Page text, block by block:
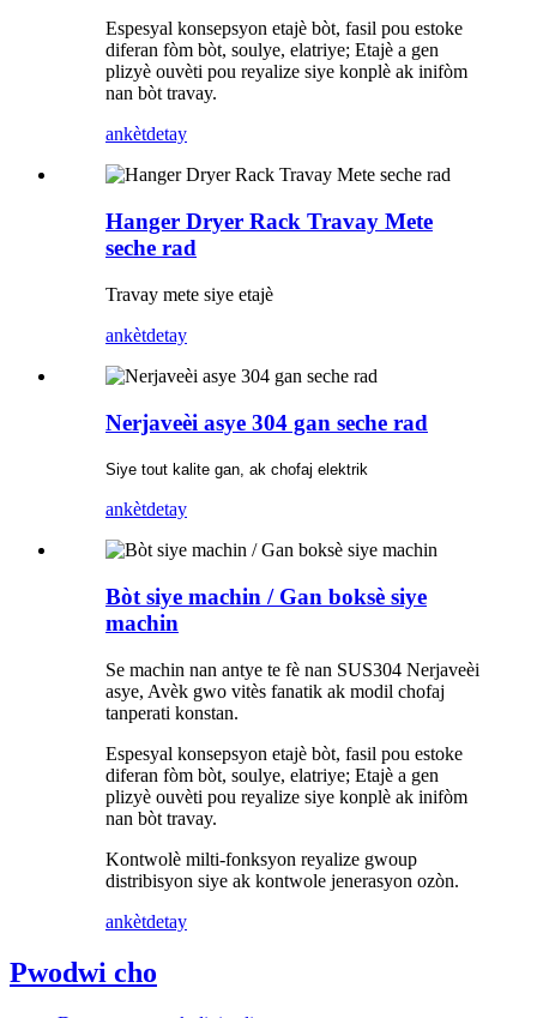
Espesyal konsepsyon etajè bòt, fasil pou estoke
diferan fòm bòt, soulye, elatriye; Etajè a gen
plizyè ouvèti pou reyalize siye konplè ak inifòm
nan bòt travay.
ankètdetay
Hanger Dryer Rack Travay Mete
seche rad
Travay mete siye etajè
ankètdetay
Nerjaveèi asye 304 gan seche rad
Siye tout kalite gan, ak chofaj elektrik
ankètdetay
Bòt siye machin / Gan boksè siye
machin
Se machin nan antye te fè nan SUS304 Nerjaveèi
asye, Avèk gwo vitès fanatik ak modil chofaj
tanperati konstan.
Espesyal konsepsyon etajè bòt, fasil pou estoke
diferan fòm bòt, soulye, elatriye; Etajè a gen
plizyè ouvèti pou reyalize siye konplè ak inifòm
nan bòt travay.
Kontwolè milti-fonksyon reyalize gwoup
distribisyon siye ak kontwole jenerasyon ozòn.
ankètdetay
Pwodwi cho